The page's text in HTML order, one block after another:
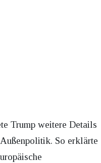
Trump weitere Details
So erklärte